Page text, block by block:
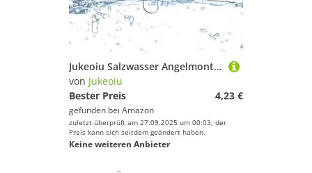
Jukeoiu Salzwasser Angelmontagen | Surfang Ausrüstung | Greifwerkzeug Haken Set Für Flussforelle Schnapper Pompano Barsch Küste
von Jukeoiu
Bester Preis
4,23 €
gefunden bei Amazon
zuletzt überprüft am 27.09.2025 um 00:03; der
Preis kann sich seitdem geändert haben.
Keine weiteren Anbieter